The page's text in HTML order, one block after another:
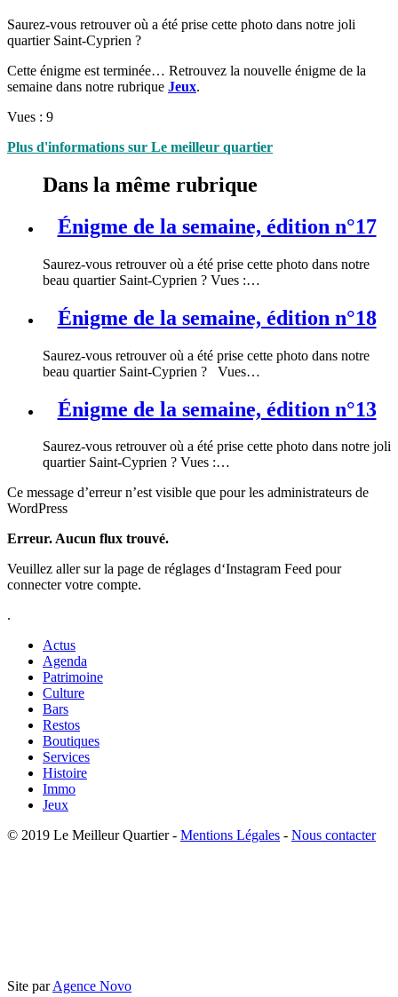
Saurez-vous retrouver où a été prise cette photo dans notre joli
quartier Saint-Cyprien ?
Cette énigme est terminée… Retrouvez la nouvelle énigme de la
semaine dans notre rubrique Jeux.
Vues : 9
Plus d'informations sur Le meilleur quartier
Dans la même rubrique
Énigme de la semaine, édition n°17
Saurez-vous retrouver où a été prise cette photo dans notre
beau quartier Saint-Cyprien ? Vues :…
Énigme de la semaine, édition n°18
Saurez-vous retrouver où a été prise cette photo dans notre
beau quartier Saint-Cyprien ? Vues…
Énigme de la semaine, édition n°13
Saurez-vous retrouver où a été prise cette photo dans notre joli
quartier Saint-Cyprien ? Vues :…
Ce message d’erreur n’est visible que pour les administrateurs de
WordPress
Erreur. Aucun flux trouvé.
Veuillez aller sur la page de réglages d‘Instagram Feed pour
connecter votre compte.
.
Actus
Agenda
Patrimoine
Culture
Bars
Restos
Boutiques
Services
Histoire
Immo
Jeux
© 2019 Le Meilleur Quartier - Mentions Légales - Nous contacter
Site parAgence Novo